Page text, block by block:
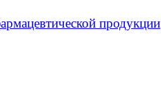
продукции